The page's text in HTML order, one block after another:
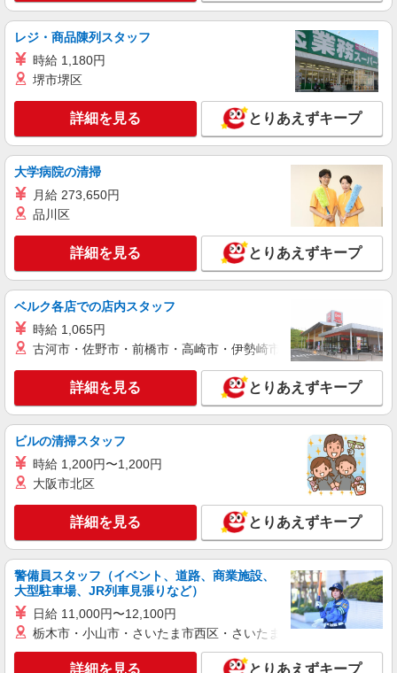
レジ・商品陳列スタッフ
時給 1,180円
堺市堺区
詳細を見る とりあえずキープ
大学病院の清掃
月給 273,650円
品川区
詳細を見る とりあえずキープ
ベルク各店での店内スタッフ
時給 1,065円
古河市・佐野市・前橋市・高崎市・伊勢崎市・太田市・館林市
詳細を見る とりあえずキープ
ビルの清掃スタッフ
時給 1,200円〜1,200円
大阪市北区
詳細を見る とりあえずキープ
警備員スタッフ（イベント、道路、商業施設、
大型駐車場、JR列車見張りなど）
日給 11,000円〜12,100円
栃木市・小山市・さいたま市西区・さいたま市岩槻区・久喜市・
詳細を見る とりあえずキープ